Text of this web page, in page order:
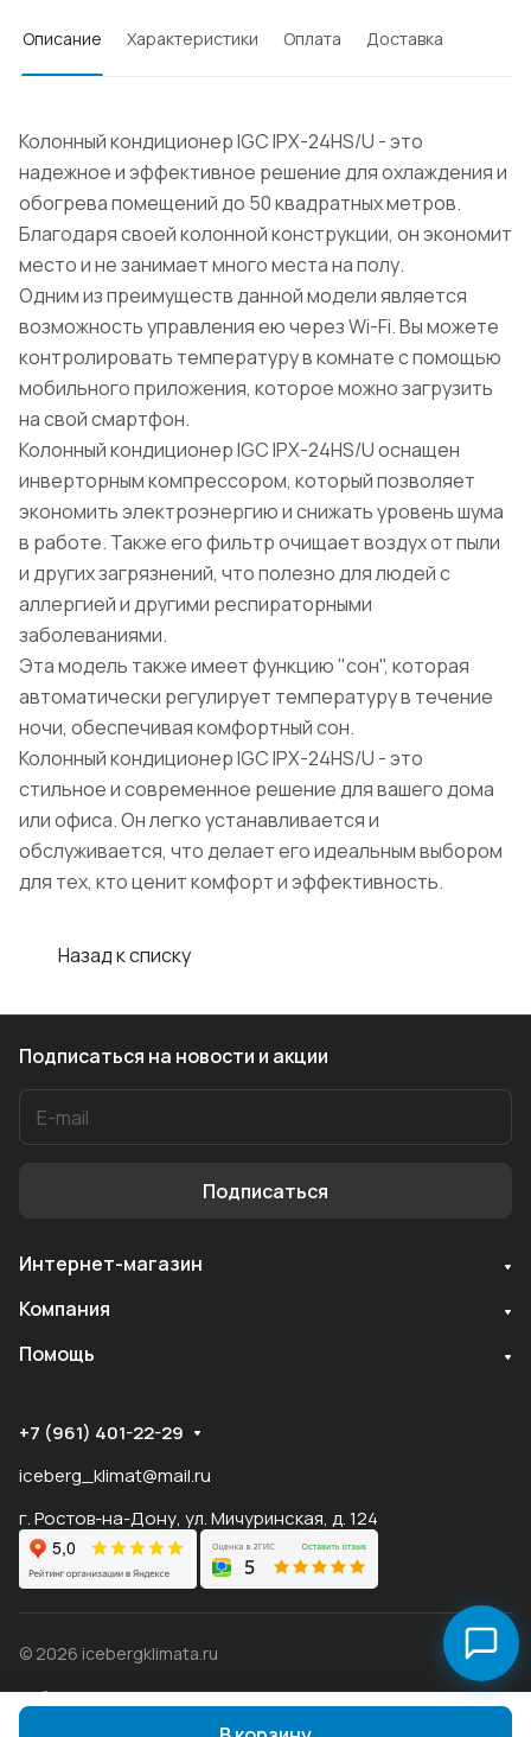
Описание Характеристики Оплата Доставка
Колонный кондиционер IGC IPХ-24HS/U - это
надежное и эффективное решение для охлаждения и
обогрева помещений до 50 квадратных метров.
Благодаря своей колонной конструкции, он экономит
место и не занимает много места на полу.
Одним из преимуществ данной модели является
возможность управления ею через Wi-Fi. Вы можете
контролировать температуру в комнате с помощью
мобильного приложения, которое можно загрузить
на свой смартфон.
Колонный кондиционер IGC IPХ-24HS/U оснащен
инверторным компрессором, который позволяет
экономить электроэнергию и снижать уровень шума
в работе. Также его фильтр очищает воздух от пыли
и других загрязнений, что полезно для людей с
аллергией и другими респираторными
заболеваниями.
Эта модель также имеет функцию "сон", которая
автоматически регулирует температуру в течение
ночи, обеспечивая комфортный сон.
Колонный кондиционер IGC IPХ-24HS/U - это
стильное и современное решение для вашего дома
или офиса. Он легко устанавливается и
обслуживается, что делает его идеальным выбором
для тех, кто ценит комфорт и эффективность.
Назад к списку
Подписаться на новости и акции
Подписаться
Интернет-магазин
Компания
Помощь
+7 (961) 401-22-29
iceberg_klimat@mail.ru
г. Ростов-на-Дону, ул. Мичуринская, д. 124
© 2026 icebergklimata.ru
Публичная оферта Яндекс
Конфиденциальность
Оферта